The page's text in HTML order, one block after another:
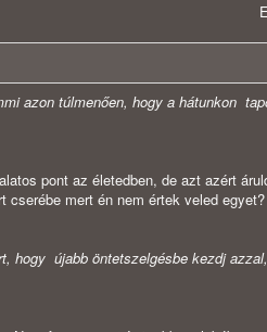
azon túlmenően, hogy a hátunkon
pont az életedben, de azt azért
mert én nem értek veled egyet?
hogy újabb öntetszelgésbe kezdj